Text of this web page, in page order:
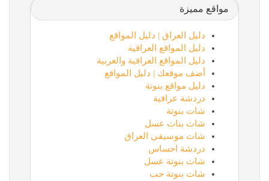
مواقع مميزة
دليل العراق | دليل المواقع
دليل المواقع العراقية
دليل المواقع العراقية والعربية
أضف موقعك | دليل المواقع
دليل مواقع بنوتة
دردشة عراقية
شات بنوتة
شات بنات عسل
شات موسيقى العراق
دردشة احساس
شات بنوتة عسل
شات بنوتة حب